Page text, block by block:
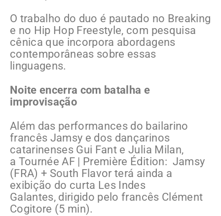
O trabalho do duo é pautado no Breaking
e no Hip Hop Freestyle, com pesquisa
cênica que incorpora abordagens
contemporâneas sobre essas
linguagens.
Noite encerra com batalha e
improvisação
Além das performances do bailarino
francês Jamsy e dos dançarinos
catarinenses Gui Fant e Julia Milan,
a Tournée AF | Première Édition: Jamsy
(FRA) + South Flavor terá ainda a
exibição do curta Les Indes
Galantes, dirigido pelo francês Clément
Cogitore (5 min).